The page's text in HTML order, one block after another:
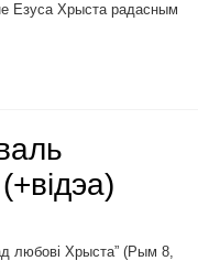
Езуса Хрыста радасным
любові Хрыста” (Рым 8,